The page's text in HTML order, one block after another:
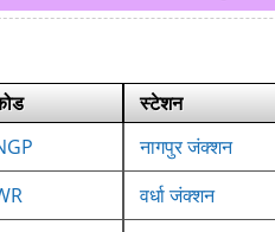
स्टेशन
नागपुर जंक्शन
वर्धा जंक्शन